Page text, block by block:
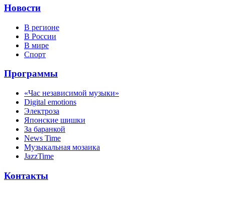
Новости
В регионе
В России
В мире
Спорт
Программы
«Час независимой музыки»
Digital emotions
Электроза
Японскиe шишки
За баранкой
News Time
Музыкальная мозаика
JazzTime
Контакты